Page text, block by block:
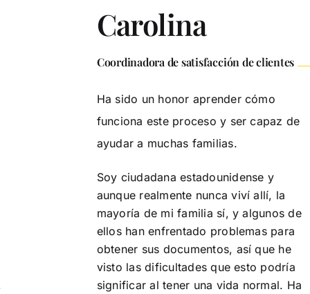
Carolina
Coordinadora de satisfacción de clientes
Ha sido un honor aprender cómo
funciona este proceso y ser capaz de
ayudar a muchas familias.
Soy ciudadana estadounidense y
aunque realmente nunca viví allí, la
mayoría de mi familia sí, y algunos de
ellos han enfrentado problemas para
obtener sus documentos, así que he
visto las dificultades que esto podría
significar al tener una vida normal. Ha